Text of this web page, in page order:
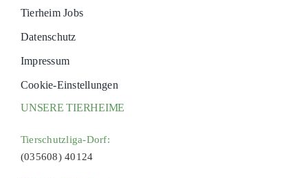
Tierheim Jobs
Datenschutz
Impressum
Cookie-Einstellungen
UNSERE TIERHEIME
Tierschutzliga-Dorf:
(035608) 40124